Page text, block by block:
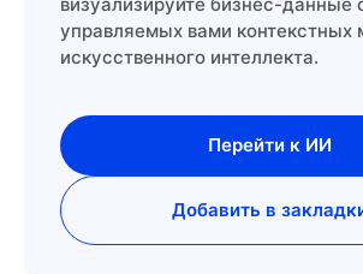
управляемых вами контекстных
искусственного интеллекта.
Перейти к ИИ
Добавить в